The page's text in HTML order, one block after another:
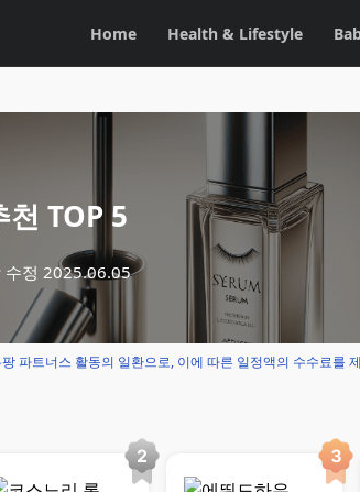
Home Health & Lifestyle
TOP 5
수정 2025.06.05
파트너스 활동의 일환으로, 이에 따른 일정액의 수수료를